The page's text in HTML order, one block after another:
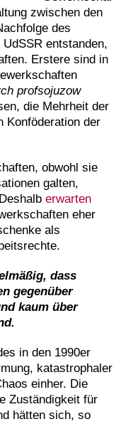
zwischen den
des
entstanden,
Erstere sind in
profsojuzow
die Mehrheit der
Konföderation der
obwohl sie
galten,
erwarten
eher
als
dass
gegenüber
kaum über
in den 1990er
katastrophaler
einher. Die
Zuständigkeit für
hätten sich, so